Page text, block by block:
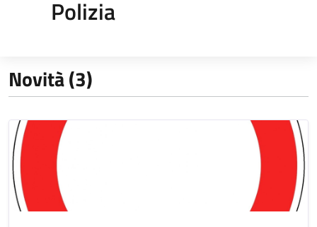
Polizia
Novità (3)